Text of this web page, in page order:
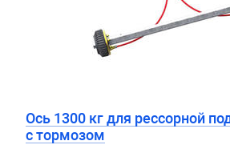
Ось 1300 кг для рессорной
с тормозом